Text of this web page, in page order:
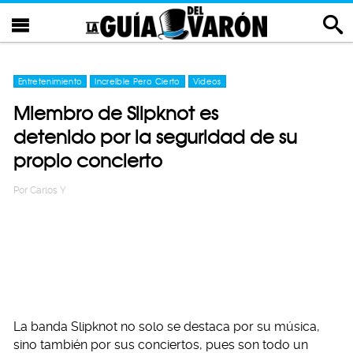
Entretenimiento Increíble Pero Cierto Videos
Miembro de Slipknot es
detenido por la seguridad de su
propio concierto
Por Carlos Y
La banda Slipknot no solo se destaca por su música,
sino también por sus conciertos, pues son todo un